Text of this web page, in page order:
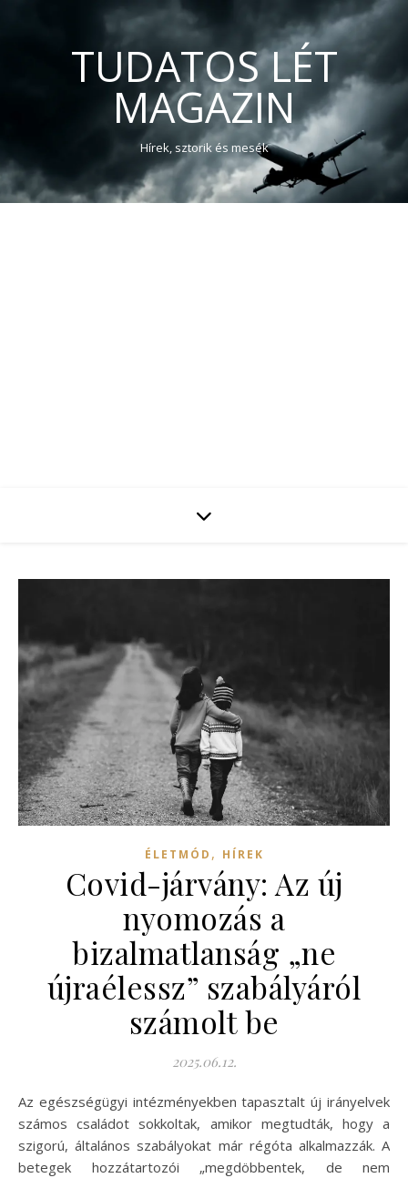
TUDATOS LÉT
MAGAZIN
Hírek, sztorik és mesék
ÉLETMÓD , HÍREK
Covid-járvány: Az új
nyomozás a
bizalmatlanság „ne
újraélessz” szabályáról
számolt be
2025.06.12.
Az egészségügyi intézményekben tapasztalt új irányelvek
számos családot sokkoltak, amikor megtudták, hogy a
szigorú, általános szabályokat már régóta alkalmazzák. A
betegek hozzátartozói „megdöbbentek, de nem